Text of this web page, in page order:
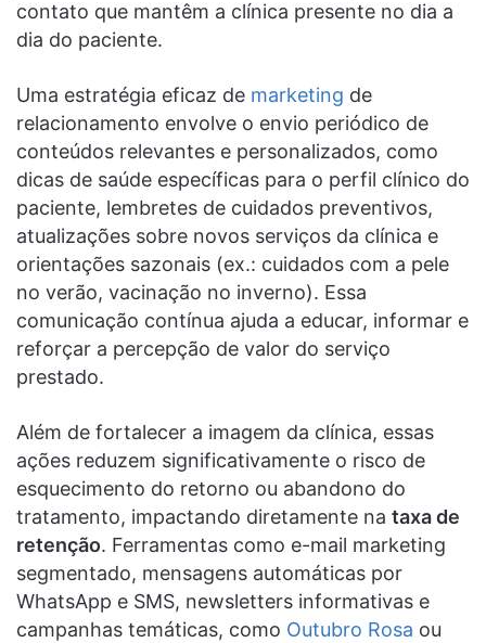
contato que mantêm a clínica presente no dia a
dia do paciente.
Uma estratégia eficaz de marketing de
relacionamento envolve o envio periódico de
conteúdos relevantes e personalizados, como
dicas de saúde específicas para o perfil clínico do
paciente, lembretes de cuidados preventivos,
atualizações sobre novos serviços da clínica e
orientações sazonais (ex.: cuidados com a pele
no verão, vacinação no inverno). Essa
comunicação contínua ajuda a educar, informar e
reforçar a percepção de valor do serviço
prestado.
Além de fortalecer a imagem da clínica, essas
ações reduzem significativamente o risco de
esquecimento do retorno ou abandono do
tratamento, impactando diretamente na taxa de
retenção. Ferramentas como e-mail marketing
segmentado, mensagens automáticas por
WhatsApp e SMS, newsletters informativas e
campanhas temáticas, como Outubro Rosa ou